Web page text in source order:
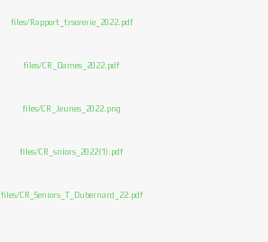
files/Rapport_trsorerie_2022.pdf
files/CR_Dames_2022.pdf
files/CR_Jeunes_2022.png
files/CR_sniors_2022(1).pdf
files/CR_Seniors_T_Dubernard_22.pdf